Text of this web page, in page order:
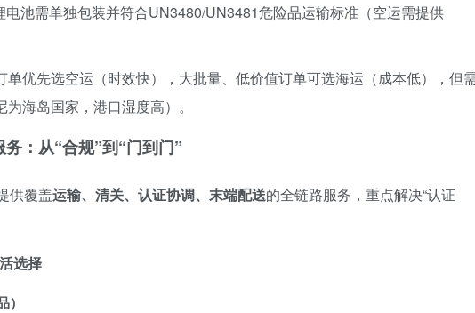
电池需单独包装并符合UN3480/UN3481危险品运输标准（空运需提供
单优先选空运（时效快），大批量、低价值订单可选海运（成本低），但
海岛国家，港口湿度高）。
：从“合规”到“门到门”
供覆盖运输、清关、认证协调、末端配送的全链路服务，重点解决“认证
选择